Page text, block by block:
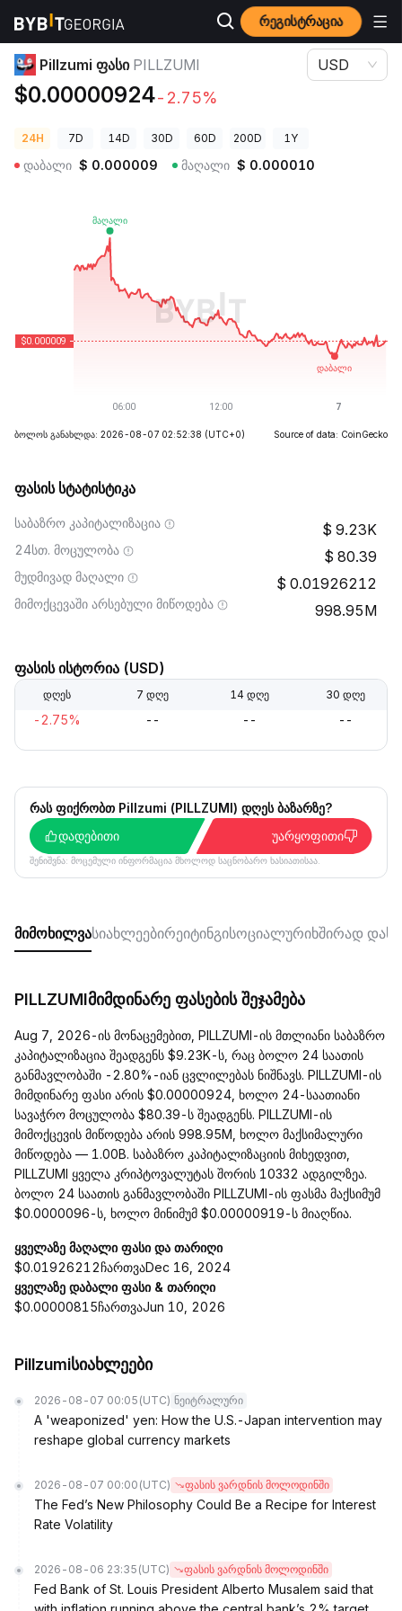
რეგისტრაცია
კრიპტოვალუტის ფასები Pillzumi ფასი PILLZUMI
Pillzumi ფასი PILLZUMI
$0.00000924-2.75%
USD
24H 7D 14D 30D 60D 200D 1Y
დაბალი $ 0.000009 მაღალი $ 0.000010
ბოლოს განახლდა: 2026-08-07 02:52:38 (UTC+0) Source of data: CoinGecko
ფასის სტატისტიკა
საბაზრო კაპიტალიზაცია 9.23K
24სთ. მოცულობა 80.39
მუდმივად მაღალი 0.01926212
მიმოქცევაში არსებული მიწოდება 998.95M
ფასის ისტორია (USD)
დღეს 7 დღე 14 დღე 30 დღე
-2.75% -- -- --
რას ფიქრობთ Pillzumi (PILLZUMI) დღეს ბაზარზე?
დადებითი
უარყოფითი
შენიშვნა: მოცემული ინფორმაცია მხოლოდ საცნობარო ხასიათისაა.
მიმოხილვასიახლეებირეიტინგისოციალურიხშირად
PILLZUMIმიმდინარე ფასების შეჯამება
Aug 7, 2026-ის მონაცემებით, PILLZUMI-ის მთლიანი საბაზრო
კაპიტალიზაცია შეადგენს $9.23K-ს, რაც ბოლო 24 საათის
განმავლობაში -2.80%-იან ცვლილებას ნიშნავს. PILLZUMI-ის
მიმდინარე ფასი არის $0.00000924, ხოლო 24-საათიანი
სავაჭრო მოცულობა $80.39-ს შეადგენს. PILLZUMI-ის
მიმოქცევის მიწოდება არის 998.95M, ხოლო მაქსიმალური
მიწოდება — 1.00B. საბაზრო კაპიტალიზაციის მიხედვით,
PILLZUMI ყველა კრიპტოვალუტას შორის 10332 ადგილზეა.
ბოლო 24 საათის განმავლობაში PILLZUMI-ის ფასმა მაქსიმუმ
$0.0000096-ს, ხოლო მინიმუმ $0.00000919-ს მიაღწია.
ყველაზე მაღალი ფასი და თარიღი
$0.01926212ჩართვაDec 16, 2024
ყველაზე დაბალი ფასი & თარიღი
$0.00000815ჩართვაJun 10, 2026
Pillzumiსიახლეები
2026-08-07 00:05 (UTC) ნეიტრალური
A 'weaponized' yen: How the U.S.-Japan intervention may
reshape global currency markets
2026-08-07 00:00 (UTC) ფასის ვარდნის მოლოდინში
The Fed’s New Philosophy Could Be a Recipe for Interest
Rate Volatility
2026-08-06 23:35 (UTC) ფასის ვარდნის მოლოდინში
Fed Bank of St. Louis President Alberto Musalem said that